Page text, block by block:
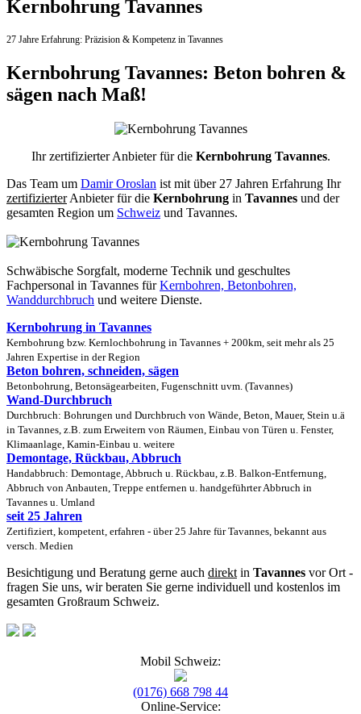
Kernbohrung Tavannes
27 Jahre Erfahrung: Präzision & Kompetenz in Tavannes
Kernbohrung Tavannes: Beton bohren &
sägen nach Maß!
Ihr zertifizierter Anbieter für die Kernbohrung Tavannes.
Das Team um Damir Oroslan ist mit über 27 Jahren Erfahrung Ihr
zertifizierterAnbieter für die Kernbohrung in Tavannes und der
gesamten Region um Schweiz und Tavannes.
Schwäbische Sorgfalt, moderne Technik und geschultes
Fachpersonal in Tavannes fürKernbohren, Betonbohren,
Wanddurchbruch und weitere Dienste.
Kernbohrung in Tavannes
Kernbohrung bzw. Kernlochbohrung in Tavannes + 200km, seit mehr als 25
Jahren Expertise in der Region
Beton bohren, schneiden, sägen
Betonbohrung, Betonsägearbeiten, Fugenschnitt uvm. (Tavannes)
Wand-Durchbruch
Durchbruch: Bohrungen und Durchbruch von Wände, Beton, Mauer, Stein u.ä
in Tavannes, z.B. zum Erweitern von Räumen, Einbau von Türen u. Fenster,
Klimaanlage, Kamin-Einbau u. weitere
Demontage, Rückbau, Abbruch
Handabbruch: Demontage, Abbruch u. Rückbau, z.B. Balkon-Entfernung,
Abbruch von Anbauten, Treppe entfernen u. handgeführter Abbruch in
Tavannes u. Umland
seit 25 Jahren
Zertifiziert, kompetent, erfahren - über 25 Jahre für Tavannes, bekannt aus
versch. Medien
Besichtigung und Beratung gerne auch direkt in Tavannes vor Ort -
fragen Sie uns, wir beraten Sie gerne individuell und kostenlos im
gesamten Großraum Schweiz.
Mobil Schweiz:
(0176) 668 798 44
Online-Service: